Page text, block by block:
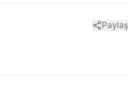
Paylaş